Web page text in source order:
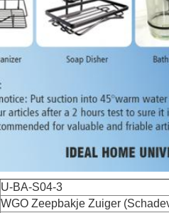
U-BA-S04-3
WGO Zeepbakje Zuiger